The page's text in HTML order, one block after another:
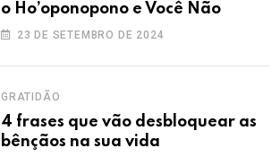
o Ho’oponopono e Você Não
23 DE SETEMBRO DE 2024
GRATIDÃO
4 frases que vão desbloquear as
bênçãos na sua vida